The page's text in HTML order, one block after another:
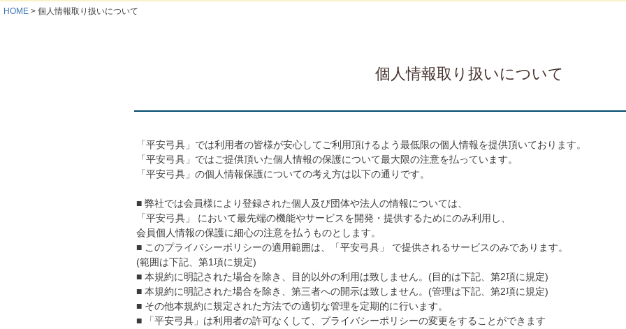
HOME 個人情報取り扱いについて
個人情報取り扱いについて
「平安弓具」では利用者の皆様が安心してご利用頂けるよう最低限の個人情報を提供頂いております。
「平安弓具」ではご提供頂いた個人情報の保護について最大限の注意を払っています。
「平安弓具」の個人情報保護についての考え方は以下の通りです。
■ 弊社では会員様により登録された個人及び団体や法人の情報については、
「平安弓具」 において最先端の機能やサービスを開発・提供するためにのみ利用し、
会員個人情報の保護に細心の注意を払うものとします。
■ このプライバシーポリシーの適用範囲は、「平安弓具」 で提供されるサービスのみであります。
(範囲は下記、第1項に規定)
■ 本規約に明記された場合を除き、目的以外の利用は致しません。(目的は下記、第2項に規定)
■ 本規約に明記された場合を除き、第三者への開示は致しません。(管理は下記、第2項に規定)
■ その他本規約に規定された方法での適切な管理を定期的に行います。
■ 「平安弓具」は利用者の許可なくして、プライバシーポリシーの変更をすることができます